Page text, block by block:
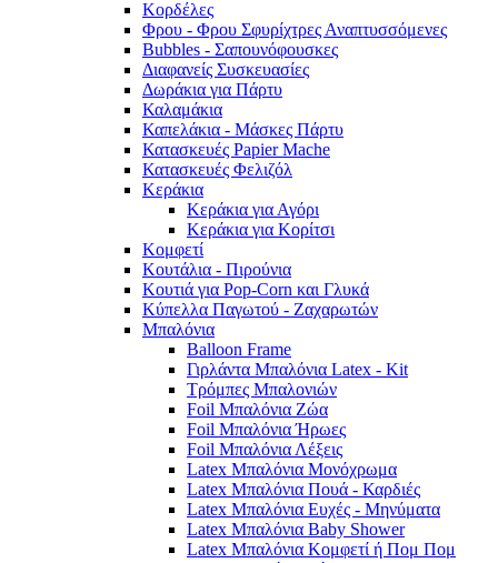
Κορδέλες
Φρου - Φρου Σφυρίχτρες Αναπτυσσόμενες
Bubbles - Σαπουνόφουσκες
Διαφανείς Συσκευασίες
Δωράκια για Πάρτυ
Καλαμάκια
Καπελάκια - Μάσκες Πάρτυ
Κατασκευές Papier Mache
Κατασκευές Φελιζόλ
Κεράκια
Κεράκια για Αγόρι
Κεράκια για Κορίτσι
Κομφετί
Κουτάλια - Πιρούνια
Κουτιά για Pop-Corn και Γλυκά
Κύπελλα Παγωτού - Ζαχαρωτών
Μπαλόνια
Balloon Frame
Γιρλάντα Μπαλόνια Latex - Kit
Τρόμπες Μπαλονιών
Foil Μπαλόνια Ζώα
Foil Μπαλόνια Ήρωες
Foil Μπαλόνια Λέξεις
Latex Μπαλόνια Μονόχρωμα
Latex Μπαλόνια Πουά - Καρδιές
Latex Μπαλόνια Ευχές - Μηνύματα
Latex Μπαλόνια Baby Shower
Latex Μπαλόνια Κομφετί ή Πομ Πομ